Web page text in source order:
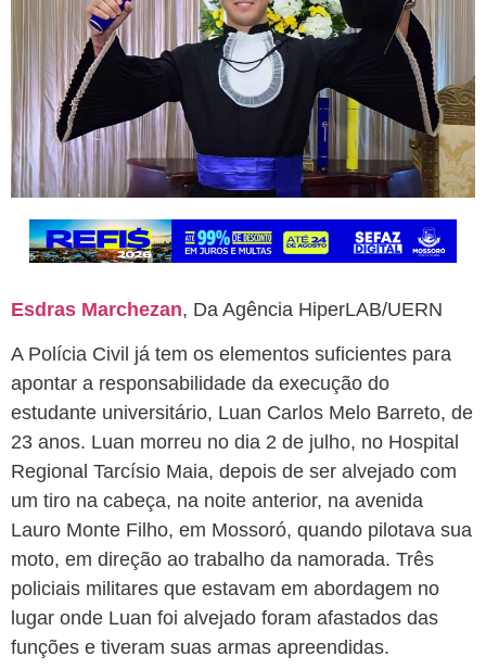
Esdras Marchezan, Da Agência HiperLAB/UERN
A Polícia Civil já tem os elementos suficientes para
apontar a responsabilidade da execução do
estudante universitário, Luan Carlos Melo Barreto, de
23 anos. Luan morreu no dia 2 de julho, no Hospital
Regional Tarcísio Maia, depois de ser alvejado com
um tiro na cabeça, na noite anterior, na avenida
Lauro Monte Filho, em Mossoró, quando pilotava sua
moto, em direção ao trabalho da namorada. Três
policiais militares que estavam em abordagem no
lugar onde Luan foi alvejado foram afastados das
funções e tiveram suas armas apreendidas.